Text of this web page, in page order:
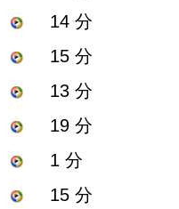
14 分
15 分
13 分
19 分
1 分
15 分